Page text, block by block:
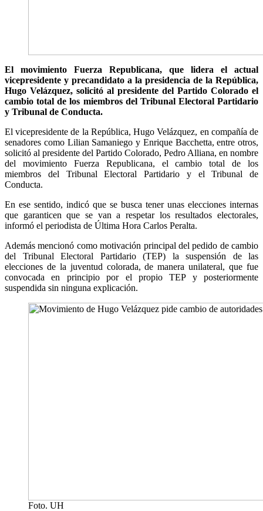
El movimiento Fuerza Republicana, que lidera el actual
vicepresidente y precandidato a la presidencia de la República,
Hugo Velázquez, solicitó al presidente del Partido Colorado el
cambio total de los miembros del Tribunal Electoral Partidario
y Tribunal de Conducta.
El vicepresidente de la República, Hugo Velázquez, en compañía de
senadores como Lilian Samaniego y Enrique Bacchetta, entre otros,
solicitó al presidente del Partido Colorado, Pedro Alliana, en nombre
del movimiento Fuerza Republicana, el cambio total de los
miembros del Tribunal Electoral Partidario y el Tribunal de
Conducta.
En ese sentido, indicó que se busca tener unas elecciones internas
que garanticen que se van a respetar los resultados electorales,
informó el periodista de Última Hora Carlos Peralta.
Además mencionó como motivación principal del pedido de cambio
del Tribunal Electoral Partidario (TEP) la suspensión de las
elecciones de la juventud colorada, de manera unilateral, que fue
convocada en principio por el propio TEP y posteriormente
suspendida sin ninguna explicación.
Foto. UH